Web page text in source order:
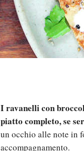
I ravanelli con
piatto completo, se
un occhio alle note in
accompagnamento.